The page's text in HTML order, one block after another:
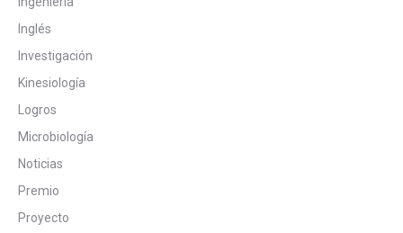
Inglés
Investigación
Kinesiología
Logros
Microbiología
Noticias
Premio
Proyecto